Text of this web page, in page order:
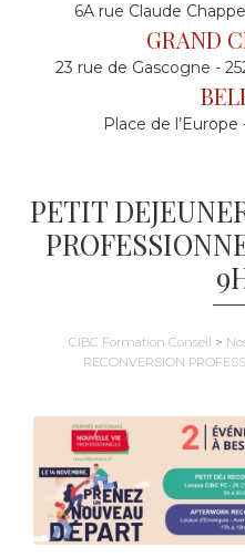
6A rue Claude
GRAND
23 rue de Gascogne -
Place de
PETIT
CIBC Formation Conseil >
RECONVERSION